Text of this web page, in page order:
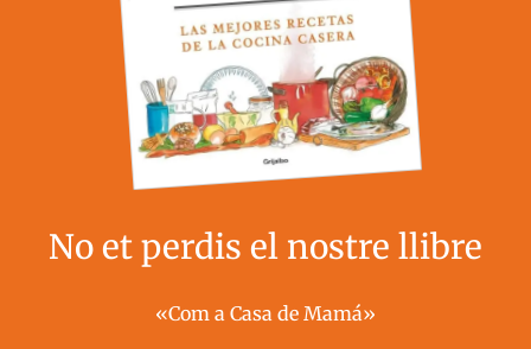
No et perdis el nostre llibre
«Com a Casa de Mamá»